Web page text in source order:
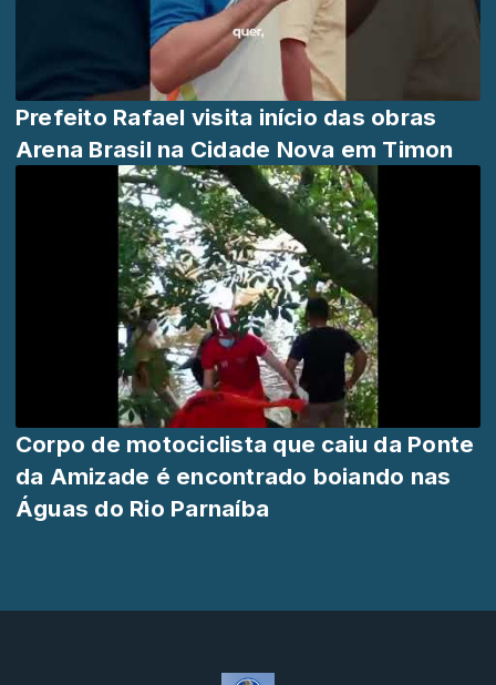
Prefeito Rafael visita início das obras
Arena Brasil na Cidade Nova em Timon
Corpo de motociclista que caiu da Ponte
da Amizade é encontrado boiando nas
Águas do Rio Parnaíba